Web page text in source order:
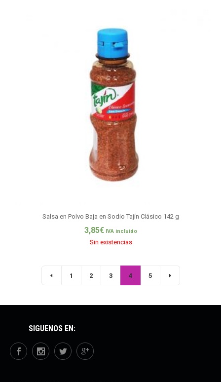
Salsa en Polvo Baja en Sodio Tajín Clásico 142 g
3,85€ IVA incluido
Sin existencias
1 2 3 4 5
SÍGUENOS EN: